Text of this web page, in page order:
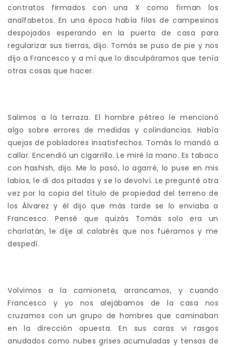
contratos firmados con una X como firman los
analfabetos. En una época había filas de campesinos
despojados esperando en la puerta de casa para
regularizar sus tierras, dijo. Tomás se puso de pie y nos
dijo a Francesco y a mí que lo disculpáramos que tenía
otras cosas que hacer.
Salimos a la terraza. El hombre pétreo le mencionó
algo sobre errores de medidas y colindancias. Había
quejas de pobladores insatisfechos. Tomás lo mandó a
callar. Encendió un cigarrillo. Le miré la mano. Es tabaco
con hashish, dijo. Me lo pasó, lo agarré, lo puse en mis
labios, le di dos pitadas y se lo devolví. Le pregunté otra
vez por la copia del título de propiedad del terreno de
los Álvarez y él dijo que más tarde se lo enviaba a
Francesco. Pensé que quizás Tomás solo era un
charlatán, le dije al calabrés que nos fuéramos y me
despedí.
Volvimos a la camioneta, arrancamos, y cuando
Francesco y yo nos alejábamos de la casa nos
cruzamos con un grupo de hombres que caminaban
en la dirección opuesta. En sus caras vi rasgos
anudados como nubes grises acumuladas y tensas de